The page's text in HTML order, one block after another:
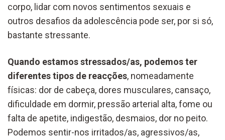
corpo, lidar com novos sentimentos sexuais e
outros desafios da adolescência pode ser, por si só,
bastante stressante.
Quando estamos stressados/as, podemos ter
diferentes tipos de reacções, nomeadamente
físicas: dor de cabeça, dores musculares, cansaço,
dificuldade em dormir, pressão arterial alta, fome ou
falta de apetite, indigestão, desmaios, dor no peito.
Podemos sentir-nos irritados/as, agressivos/as,